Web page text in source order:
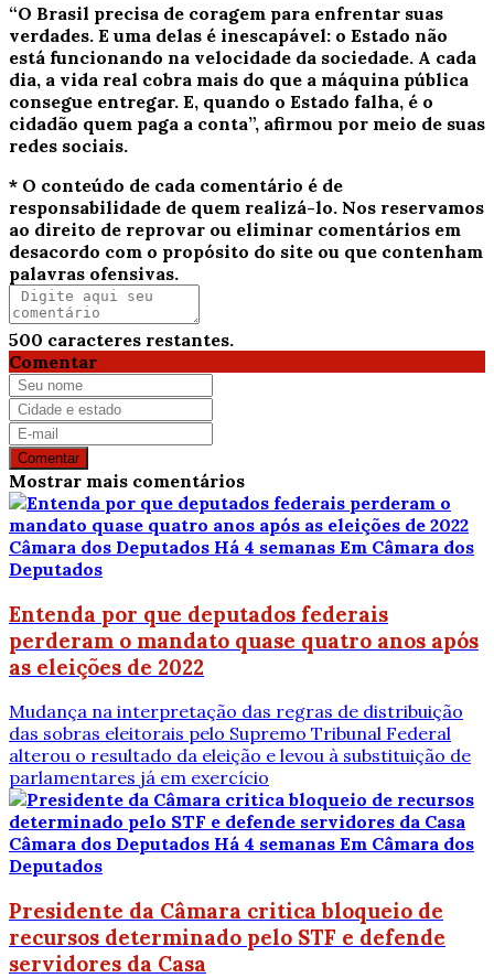
“O Brasil precisa de coragem para enfrentar suas
verdades. E uma delas é inescapável: o Estado não
está funcionando na velocidade da sociedade. A cada
dia, a vida real cobra mais do que a máquina pública
consegue entregar. E, quando o Estado falha, é o
cidadão quem paga a conta”, afirmou por meio de suas
redes sociais.
* O conteúdo de cada comentário é de
responsabilidade de quem realizá-lo. Nos reservamos
ao direito de reprovar ou eliminar comentários em
desacordo com o propósito do site ou que contenham
palavras ofensivas.
500 caracteres restantes.
Comentar
Comentar
Mostrar mais comentários
Câmara dos Deputados Há 4 semanas Em Câmara dos
Deputados
Entenda por que deputados federais
perderam o mandato quase quatro anos após
as eleições de 2022
Mudança na interpretação das regras de distribuição
das sobras eleitorais pelo Supremo Tribunal Federal
alterou o resultado da eleição e levou à substituição de
parlamentares já em exercício
Câmara dos Deputados Há 4 semanas Em Câmara dos
Deputados
Presidente da Câmara critica bloqueio de
recursos determinado pelo STF e defende
servidores da Casa